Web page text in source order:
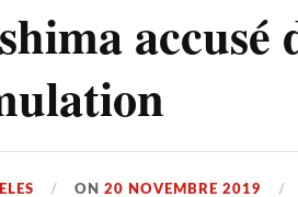
accusé
ON20 NOVEMBRE 2019